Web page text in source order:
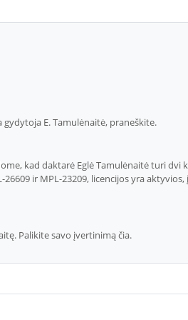
E. Tamulėnaitė, praneškite.
kad daktarė Eglė Tamulėnaitė turi dvi
ir MPL-23209, licencijos yra
Palikite savo įvertinimą čia.